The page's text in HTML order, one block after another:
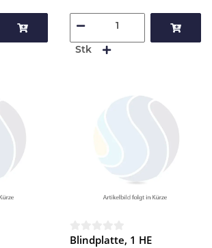
Stk
Blindplatte, 1 HE